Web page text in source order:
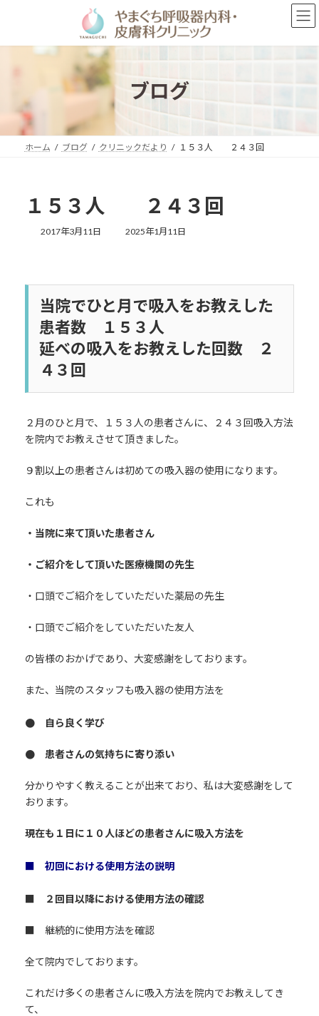
ン
プ
ー
動
ブログ
ホーム ブログ クリニックだより １５３人 ２４３回
１５３人 ２４３回
2017年3月11日
最
:
2025年1月11日
当院でひと月で吸入をお教えした
患者数 １５３人
延べの吸入をお教えした回数 ２
４３回
２月のひと月で、１５３人の患者さんに、２４３回吸入方法
を院内でお教えさせて頂きました。
９割以上の患者さんは初めての吸入器の使用になります。
これも
・当院に来て頂いた患者さん
・ご紹介をして頂いた医療機関の先生
・口頭でご紹介をしていただいた薬局の先生
・口頭でご紹介をしていただいた友人
の皆様のおかげであり、大変感謝をしております。
また、当院のスタッフも吸入器の使用方法を
● 自ら良く学び
● 患者さんの気持ちに寄り添い
分かりやすく教えることが出来ており、私は大変感謝をして
おります。
現在も１日に１０人ほどの患者さんに吸入方法を
■ 初回における使用方法の説明
■ ２回目以降における使用方法の確認
■ 継続的に使用方法を確認
全て院内でしております。
これだけ多くの患者さんに吸入方法を院内でお教えしてき
て、